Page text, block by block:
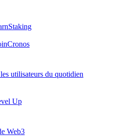
Staking
Cronos
utilisateurs du quotidien
Up
Web3